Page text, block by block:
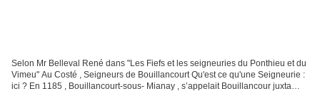
Selon Mr Belleval René dans "Les Fiefs et les seigneuries du Ponthieu et du
Vimeu" Au Costé , Seigneurs de Bouillancourt Qu'est ce qu'une Seigneurie :
ici ? En 1185 , Bouillancourt-sous- Mianay , s’appelait Bouillancour juxta